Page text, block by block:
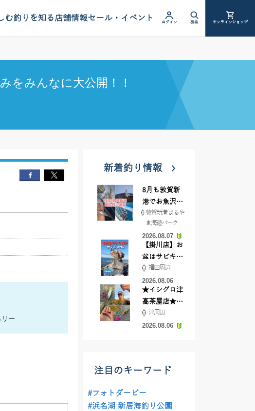
む釣りを知る店舗情報セール・イベント ログイン 検索 オンラインショップ
をみんなに大公開！！
ー
新着釣り情報
8月も敦賀新
港でお魚沢山
♪ イシグロ彦
根店
敦賀新港 まるや
ま海遊パーク
2026.08.07
【掛川店】お
盆はサビキ釣
りいきません
か?
福田周辺
2026.08.06
★イシグロ津
高茶屋店★津
近郊ハゼ釣れ
てます！
津周辺
2026.08.06
注目のキーワード
#フォトダービー
#浜名湖 新居海釣り公園